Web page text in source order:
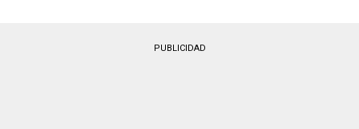
PUBLICIDAD